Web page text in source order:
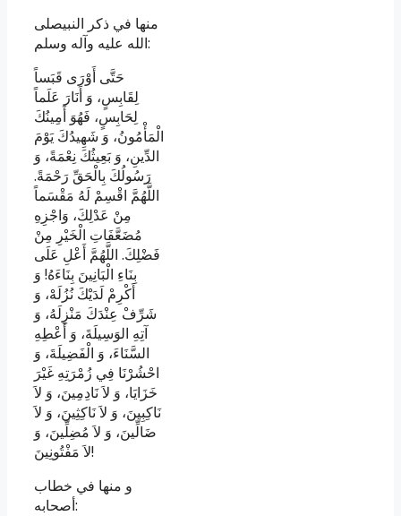
منها في ذكر النبي‏صلى
الله عليه وآله وسلم:
حَتَّى أَوْرَى قَبَساً
لِقَابِسٍ، وَ أَنَارَ عَلَماً
لِحَابِسٍ، فَهُوَ أَمِينُكَ
الْمَأْمُونُ، وَ شَهِيدُكَ يَوْمَ
الدِّينِ، وَ بَعِيثُكَ نِعْمَةً، وَ
رَسُولُكَ بِالْحَقِّ رَحْمَةً.
اللَّهُمَّ اقْسِمْ لَهُ مَقْسَماً
مِنْ عَدْلِكَ، وَاجْزِهِ
مُضَعَّفَاتِ الْخَيْرِ مِنْ
فَضْلِكَ. اللَّهُمَّ أَعْلِ عَلَى
بِنَاءِ الْبَانِينَ بِنَاءَهُ! وَ
أَكْرِمْ لَدَيْكَ نُزُلَهْ، وَ
شَرِّفْ عِنْدَكَ مَنْزِلَهُ، وَ
آتِهِ الوَسِيلَةَ، وَ أَعْطِهِ
السَّنَاءَ، وَ الْفَضِيلَةَ، وَ
احْشُرْنَا فِي زُمْرَتِهِ غَيْرَ
خَزَايَا، وَ لاَ نَادِمِينَ، وَ لاَ
نَاكِبِينَ، وَ لاَ نَاكِثِينَ، وَ لاَ
ضَالِّينَ، وَ لاَ مُضِلِّينَ، وَ
لاَ مَفْتُونِينَ!
و منها في خطاب
أصحابه: